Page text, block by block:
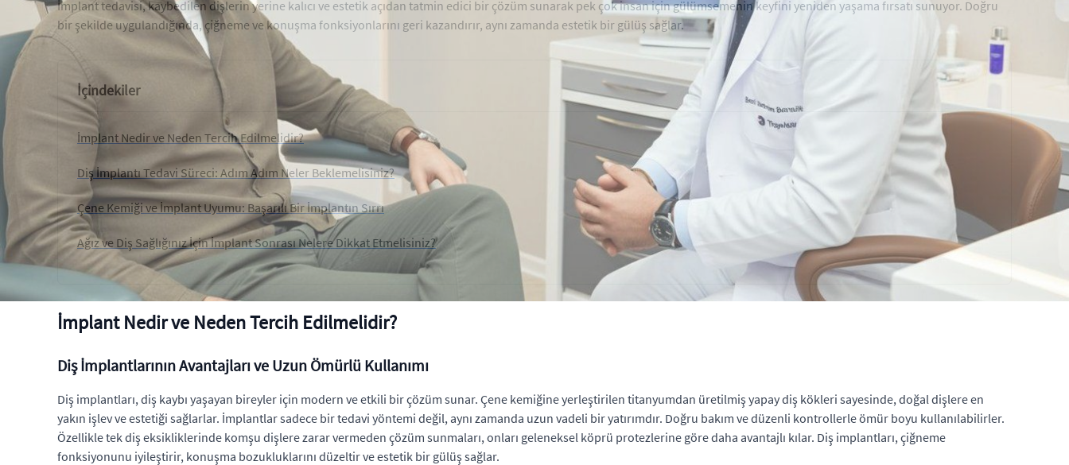
İmplant tedavisi, kaybedilen dişlerin yerine kalıcı ve estetik açıdan tatmin edici bir çözüm sunarak pek çok insan için gülümsemenin keyfini yeniden yaşama fırsatı sunuyor. Doğru
bir şekilde uygulandığında, çiğneme ve konuşma fonksiyonlarını geri kazandırır, aynı zamanda estetik bir gülüş sağlar.
İçindekiler
İmplant Nedir ve Neden Tercih Edilmelidir?
Diş İmplantı Tedavi Süreci: Adım Adım Neler Beklemelisiniz?
Çene Kemiği ve İmplant Uyumu: Başarılı Bir İmplantın Sırrı
Ağız ve Diş Sağlığınız İçin İmplant Sonrası Nelere Dikkat Etmelisiniz?
İmplant Nedir ve Neden Tercih Edilmelidir?
Diş İmplantlarının Avantajları ve Uzun Ömürlü Kullanımı
Diş implantları, diş kaybı yaşayan bireyler için modern ve etkili bir çözüm sunar. Çene kemiğine yerleştirilen titanyumdan üretilmiş yapay diş kökleri sayesinde, doğal dişlere en
yakın işlev ve estetiği sağlarlar. İmplantlar sadece bir tedavi yöntemi değil, aynı zamanda uzun vadeli bir yatırımdır. Doğru bakım ve düzenli kontrollerle ömür boyu kullanılabilirler.
Özellikle tek diş eksikliklerinde komşu dişlere zarar vermeden çözüm sunmaları, onları geleneksel köprü protezlerine göre daha avantajlı kılar. Diş implantları, çiğneme
fonksiyonunu iyileştirir, konuşma bozukluklarını düzeltir ve estetik bir gülüş sağlar.